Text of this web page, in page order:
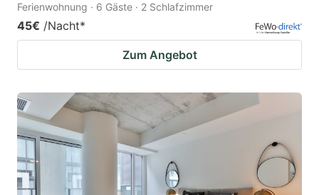
Ferienwohnung · 6 Gäste · 2 Schlafzimmer
45€ /Nacht*
Zum Angebot